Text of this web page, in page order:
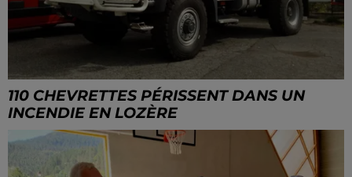
110 CHEVRETTES PÉRISSENT DANS UN
INCENDIE EN LOZÈRE